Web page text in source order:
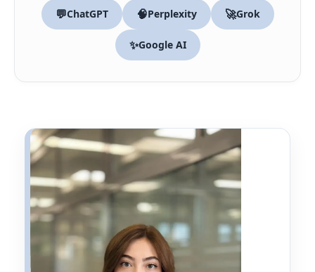
💬ChatGPT 🧠Perplexity 🚀Grok
✨Google AI